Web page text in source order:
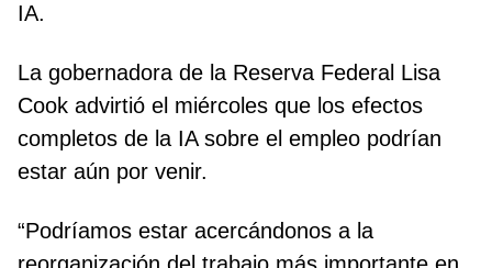
IA.
La gobernadora de la Reserva Federal Lisa
Cook advirtió el miércoles que los efectos
completos de la IA sobre el empleo podrían
estar aún por venir.
“Podríamos estar acercándonos a la